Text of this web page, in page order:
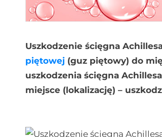
Uszkodzenie ścięgna
piętowej (guz piętowy) do
uszkodzenia ścięgna
miejsce (lokalizację) –